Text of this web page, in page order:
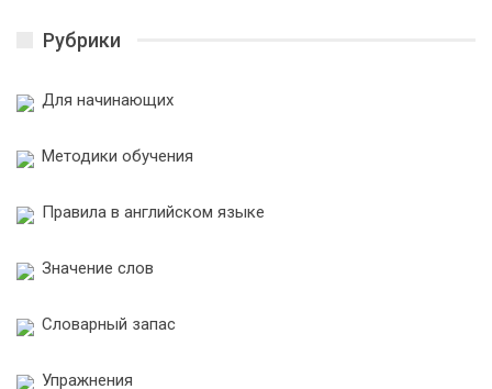
Рубрики
Для начинающих
Методики обучения
Правила в английском языке
Значение слов
Словарный запас
Упражнения